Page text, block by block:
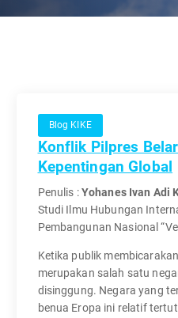
Blog KIKE
Konflik Pilpres
Kepentingan Global
Penulis :Yohanes Ivan Adi
Studi Ilmu Hubungan
Pembangunan Nasional
Ketika publik
merupakan salah satu
disinggung. Negara yang
benua Eropa ini relatif